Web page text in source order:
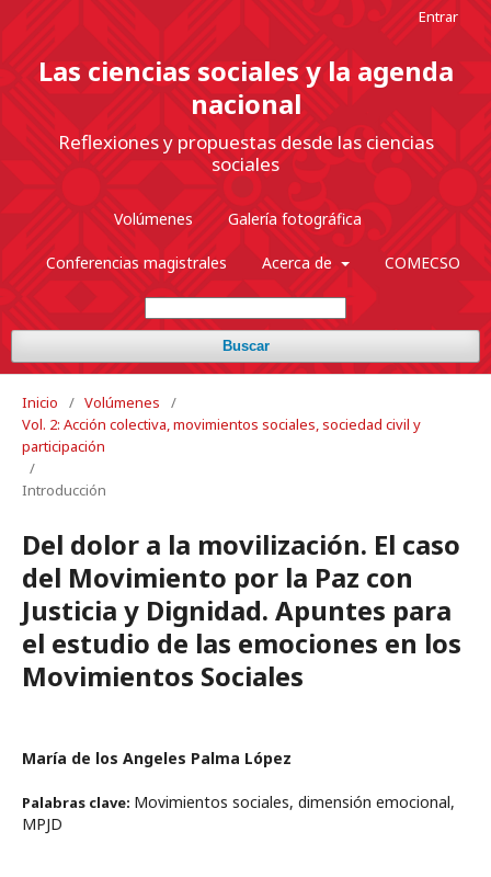
Las ciencias sociales y la agenda
nacional
Reflexiones y propuestas desde las ciencias
sociales
Volúmenes Galería fotográfica
Conferencias magistrales Acerca de COMECSO
Buscar
Entrar
Inicio / Volúmenes
/
Vol. 2: Acción colectiva, movimientos sociales, sociedad civil y
participación
/
Introducción
Del dolor a la movilización. El caso
del Movimiento por la Paz con
Justicia y Dignidad. Apuntes para
el estudio de las emociones en los
Movimientos Sociales
María de los Angeles Palma López
Palabras clave: Movimientos sociales, dimensión emocional,
MPJD